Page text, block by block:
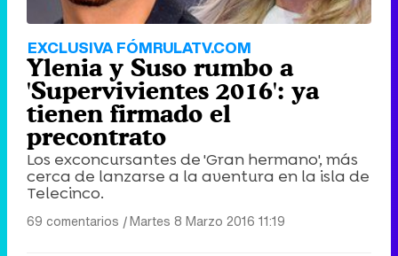
EXCLUSIVA FÓMRULATV.COM
Ylenia y Suso rumbo a
'Supervivientes 2016': ya
tienen firmado el
precontrato
Los exconcursantes de 'Gran hermano', más
cerca de lanzarse a la aventura en la isla de
Telecinco.
69 comentarios |Martes 8 Marzo 2016 11:19